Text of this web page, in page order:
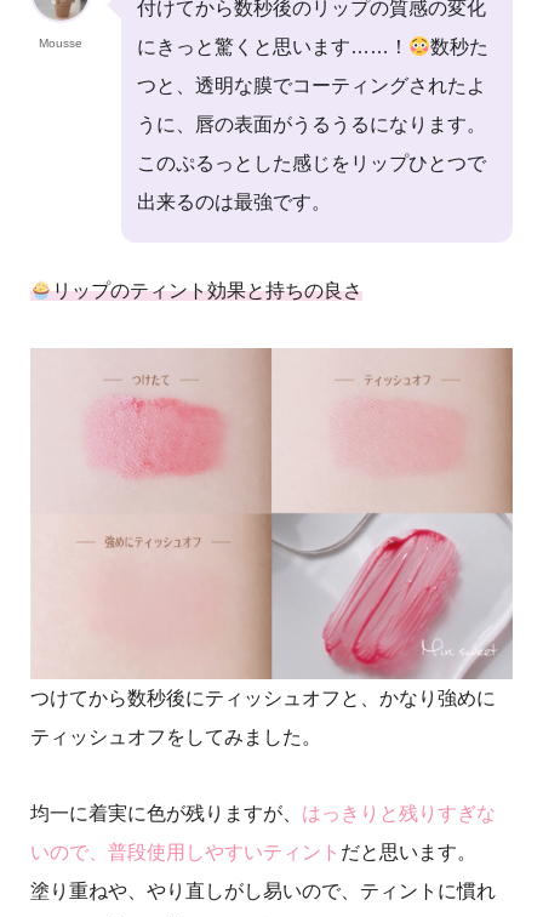
Mousse
付けてから数秒後のリップの質感の変化
にきっと驚くと思います……！
数秒た
つと、透明な膜でコーティングされたよ
うに、唇の表面がうるうるになります。
このぷるっとした感じをリップひとつで
出来るのは最強です。
リップのティント効果と持ちの良さ
つけてから数秒後にティッシュオフと、かなり強めに
ティッシュオフをしてみました。
均一に着実に色が残りますが、 はっきりと残りすぎな
いので、普段使用しやすいティント だと思います。
塗り重ねや、やり直しがし易いので、ティントに慣れ